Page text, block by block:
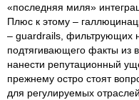
«последняя миля»
Плюс к этому –
– guardrails, фильтрующих
подтягивающего факты из
нанести репутационный
прежнему остро стоят
для регулируемых